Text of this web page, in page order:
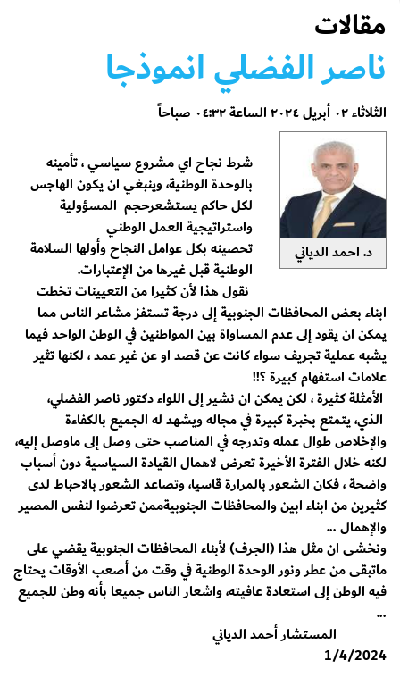
مقالات
ناصر الفضلي انموذجا
الثلاثاء ٠٢ أبريل ٢٠٢٤ الساعة ٠٤:٣٢ صباحاً
د. احمد الدياني
شرط نجاح اي مشروع سياسي ، تأمينه
بالوحدة الوطنية، وينبغي ان يكون الهاجس
لكل حاكم يستشعرحجم المسؤولية
واستراتيجية العمل الوطني
تحصينه بكل عوامل النجاح وأولها السلامة
الوطنية قبل غيرها من الإعتبارات.
نقول هذا لأن كثيرا من التعيينات تخطت
ابناء بعض المحافظات الجنوبية إلى درجة تستفز مشاعر الناس مما
يمكن ان يقود إلى عدم المساواة بين المواطنين في الوطن الواحد فيما
يشبه عملية تجريف سواء كانت عن قصد او عن غير عمد ، لكنها تثير
علامات استفهام كبيرة ؟!!
الأمثلة كثيرة ، لكن يمكن ان نشير إلى اللواء دكتور ناصر الفضلي،
الذي، يتمتع بخبرة كبيرة في مجاله ويشهد له الجميع بالكفاءة
والإخلاص طوال عمله وتدرجه في المناصب حتى وصل إلى ماوصل إليه،
لكنه خلال الفترة الأخيرة تعرض لاهمال القيادة السياسية دون أسباب
واضحة ، فكان الشعور بالمرارة قاسيا، وتصاعد الشعور بالاحباط لدى
كثيرين من ابناء ابين والمحافظات الجنوبيةممن تعرضوا لنفس المصير
والإهمال ...
ونخشى ان مثل هذا (الجرف) لأبناء المحافظات الجنوبية يقضي على
ماتبقى من عطر ونور الوحدة الوطنية في وقت من أصعب الأوقات يحتاج
فيه الوطن إلى استعادة عافيته، واشعار الناس جميعا بأنه وطن للجميع
...
المستشار أحمد الدياني
1/4/2024